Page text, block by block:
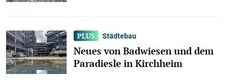
Städtebau
Neues von Badwiesen und dem
Paradiesle in Kirchheim